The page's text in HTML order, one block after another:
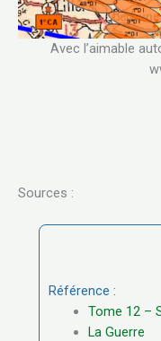
Avec l’aimable
Sources :
Référence :
Tome 12 –
La Guerre